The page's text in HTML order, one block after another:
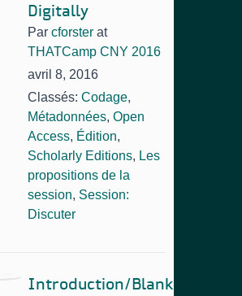
Digitally
Par cforster at
THATCamp CNY 2016
avril 8, 2016
Classés: Codage,
Métadonnées, Open
Access, Édition,
Scholarly Editions, Les
propositions de la
session, Session:
Discuter
Introduction/Blank